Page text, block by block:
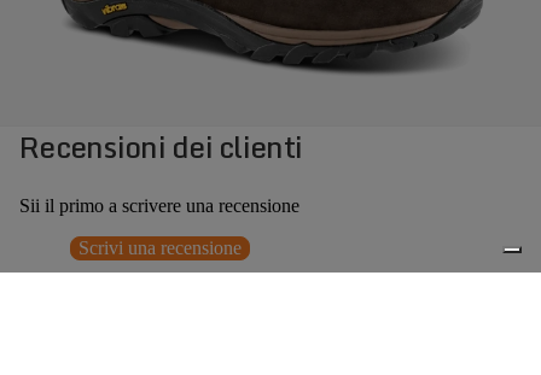
Recensioni dei clienti
Sii il primo a scrivere una recensione
Scrivi una recensione